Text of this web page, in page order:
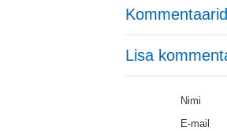
Lisa
Nimi
E-mail